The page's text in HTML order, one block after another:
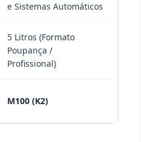
e Sistemas Automáticos
5 Litros (Formato
Poupança /
Profissional)
M100 (K2)